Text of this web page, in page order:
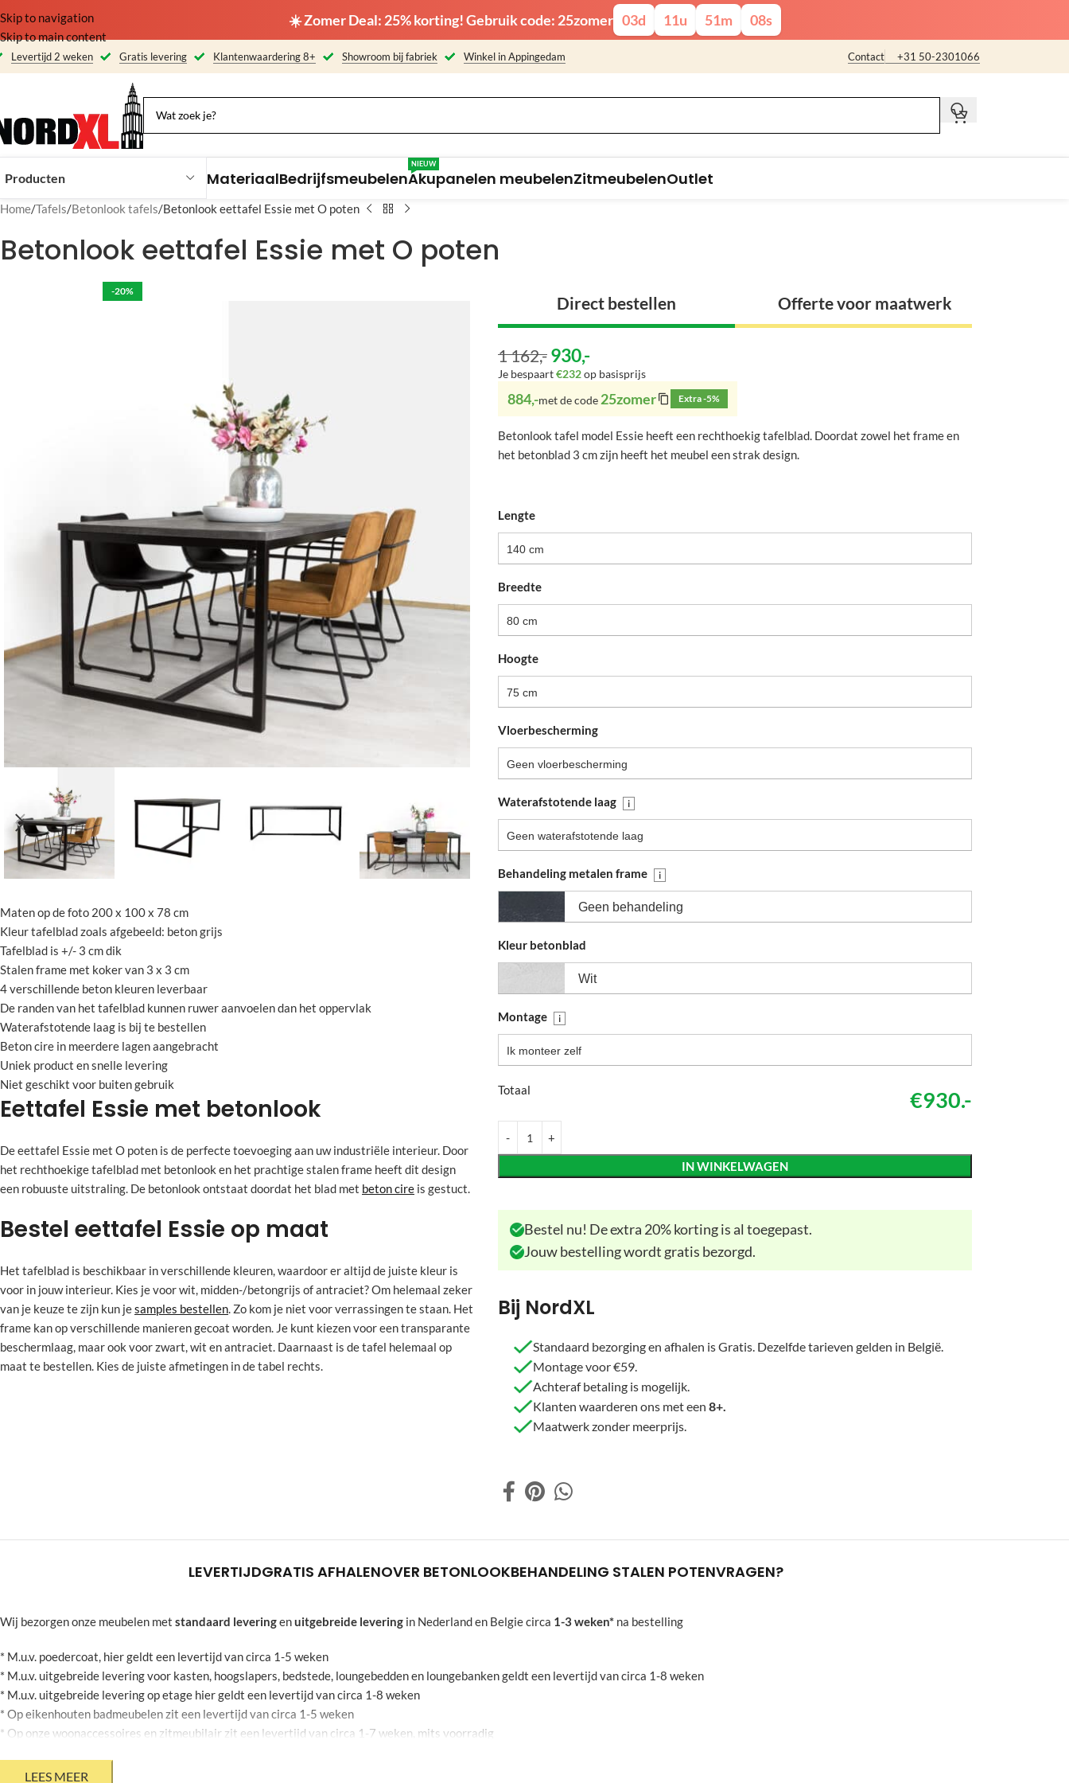
☀️ Zomer Deal: 25% korting! Gebruik code: 25zomer 03d 11u 51m 07s
Skip to navigation
Skip to main content
Levertijd 2 weken Gratis levering Klantenwaardering 8+ Showroom bij fabriek Winkel in Appingedam Contact +31 50-2301066
Producten MateriaalBedrijfsmeubelenAkupanelen meubelen
NIEUW
ZitmeubelenOutlet
Home Tafels Betonlook tafels Betonlook eettafel Essie met O poten
Betonlook eettafel Essie met O poten
-20%
Maten op de foto 200 x 100 x 78 cm
Kleur tafelblad zoals afgebeeld: beton grijs
Tafelblad is +/- 3 cm dik
Stalen frame met koker van 3 x 3 cm
4 verschillende beton kleuren leverbaar
De randen van het tafelblad kunnen ruwer aanvoelen dan het oppervlak
Waterafstotende laag is bij te bestellen
Beton cire in meerdere lagen aangebracht
Uniek product en snelle levering
Niet geschikt voor buiten gebruik
Eettafel Essie met betonlook
De eettafel Essie met O poten is de perfecte toevoeging aan uw industriële interieur. Door
het rechthoekige tafelblad met betonlook en het prachtige stalen frame heeft dit design
een robuuste uitstraling. De betonlook ontstaat doordat het blad met beton cire is gestuct.
Bestel eettafel Essie op maat
Het tafelblad is beschikbaar in verschillende kleuren, waardoor er altijd de juiste kleur is
voor in jouw interieur. Kies je voor wit, midden-/betongrijs of antraciet? Om helemaal zeker
van je keuze te zijn kun jesamples bestellen. Zo kom je niet voor verrassingen te staan. Het
frame kan op verschillende manieren gecoat worden. Je kunt kiezen voor een transparante
beschermlaag, maar ook voor zwart, wit en antraciet. Daarnaast is de tafel helemaal op
maat te bestellen. Kies de juiste afmetingen in de tabel rechts.
Direct bestellen Offerte voor maatwerk
1 162,- 930,-
Je bespaart€232op basisprijs
884,-met de code 25zomer Extra -5%
Betonlook tafel model Essie heeft een rechthoekig tafelblad. Doordat zowel het frame en
het betonblad 3 cm zijn heeft het meubel een strak design.
Lengte
140 cm
Breedte
80 cm
Hoogte
75 cm
Vloerbescherming
Geen vloerbescherming
Waterafstotende laag i
Geen waterafstotende laag
Behandeling metalen frame i
Geen behandeling
Kleur betonblad
Wit
Montage i
Ik monteer zelf
Totaal €930.-
IN WINKELWAGEN
Bestel nu! De extra 20% korting is al toegepast.
Jouw bestelling wordt gratis bezorgd.
Bij NordXL
Standaard bezorging en afhalen is Gratis. Dezelfde tarieven gelden in België.
Montage voor €59.
Achteraf betaling is mogelijk.
Klanten waarderen ons met een 8+.
Maatwerk zonder meerprijs.
LEVERTIJDGRATIS AFHALENOVER BETONLOOKBEHANDELING STALEN POTENVRAGEN?
Wij bezorgen onze meubelen met standaard leveringenuitgebreide levering in Nederland en Belgie circa 1-3 weken* na bestelling
* M.u.v. poedercoat, hier geldt een levertijd van circa 1-5 weken
* M.u.v. uitgebreide levering voor kasten, hoogslapers, bedstede, loungebedden en loungebanken geldt een levertijd van circa 1-8 weken
* M.u.v. uitgebreide levering op etage hier geldt een levertijd van circa 1-8 weken
* Op eikenhouten badmeubelen zit een levertijd van circa 1-5 weken
* Op onze woonaccessoires en zitmeubilair zit een levertijd van circa 1-7 weken, mits voorradig
* Mits jouw agenda dit toelaat